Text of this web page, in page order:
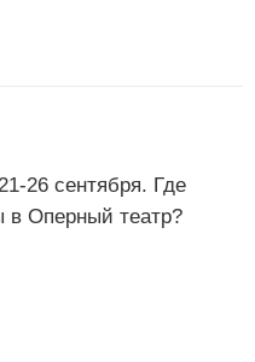
26 сентября. Где
в Оперный театр?